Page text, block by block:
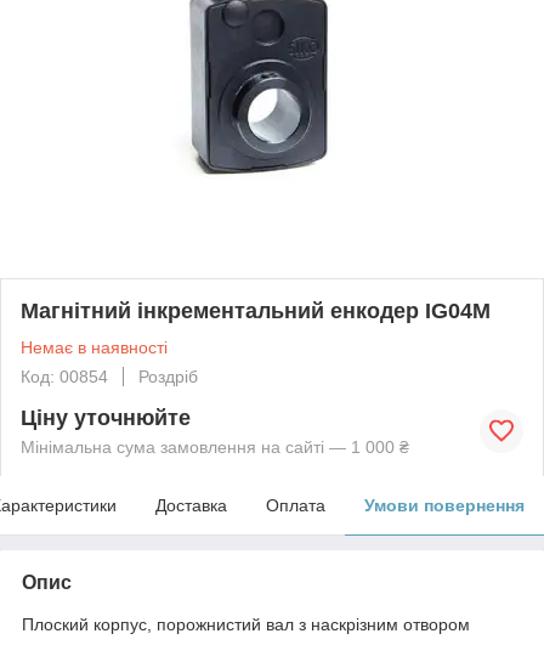
Магнітний інкрементальний енкодер IG04M
Немає в наявності
Код: 00854
Роздріб
Ціну уточнюйте
Мінімальна сума замовлення на сайті — 1 000 ₴
Доставка Оплата Умови повернення
Опис
Плоский корпус, порожнистий вал з наскрізним отвором